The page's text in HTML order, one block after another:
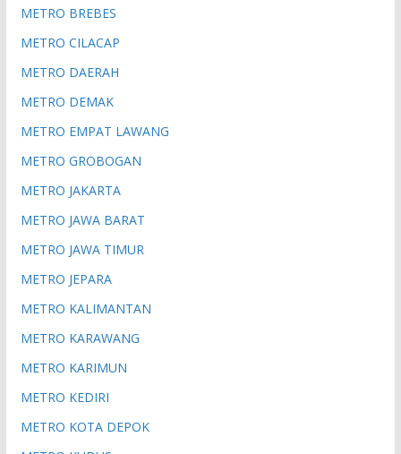
METRO BREBES
METRO CILACAP
METRO DAERAH
METRO DEMAK
METRO EMPAT LAWANG
METRO GROBOGAN
METRO JAKARTA
METRO JAWA BARAT
METRO JAWA TIMUR
METRO JEPARA
METRO KALIMANTAN
METRO KARAWANG
METRO KARIMUN
METRO KEDIRI
METRO KOTA DEPOK